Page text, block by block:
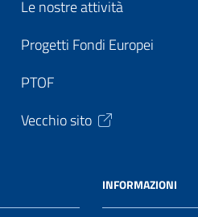
Le nostre attività
Progetti Fondi Europei
PTOF
Vecchio sito
INFORMAZIONI